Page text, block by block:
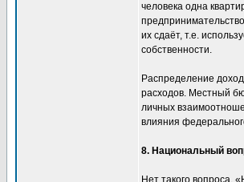
человека одна
их сдаёт, т.е.
собственности.
Распределение
расходов. Местный
личных
влияния
8. Национальный
Нет такого вопроса.